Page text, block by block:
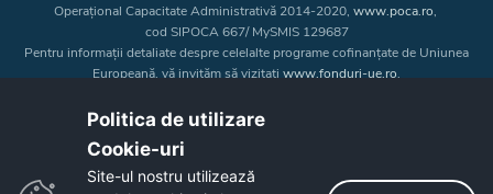
Operațional Capacitate Administrativă 2014-2020, www.poca.ro,
cod SIPOCA 667/ MySMIS 129687
Pentru informații detaliate despre celelalte programe cofinanțate de Uniunea
Europeană, vă invităm să vizitați www.fonduri-ue.ro.
a Uniunii Europene. Întreaga responsabilitate asupra
Politica de utilizare
Cookie-uri‎
Site-ul nostru utilizează